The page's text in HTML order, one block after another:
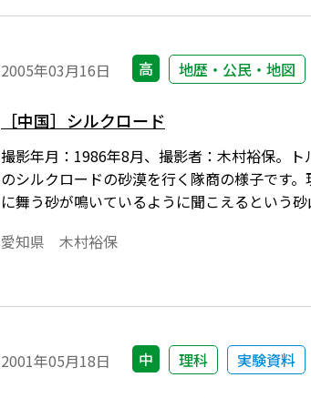
2005年03月16日 高 地歴・公民・地図
［中国］シルクロード
撮影年月：1986年8月、撮影者：木村裕保。
のシルクロードの砂漠を行く隊商の様子です
に舞う砂が鳴いているように聞こえるという
愛知県 木村裕保
2001年05月18日 中 理科 実験資料